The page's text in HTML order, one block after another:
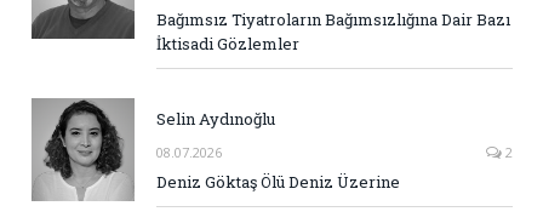
Bağımsız Tiyatroların Bağımsızlığına Dair Bazı
İktisadi Gözlemler
Selin Aydınoğlu
08.07.2026 2
Deniz Göktaş Ölü Deniz Üzerine